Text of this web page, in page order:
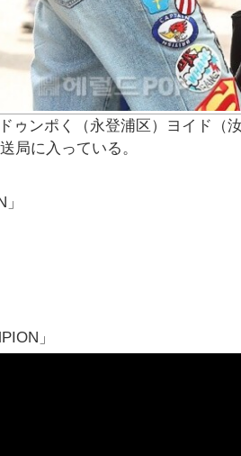
ゥンポく（永登浦区）ヨイド（
局に入っている。
」